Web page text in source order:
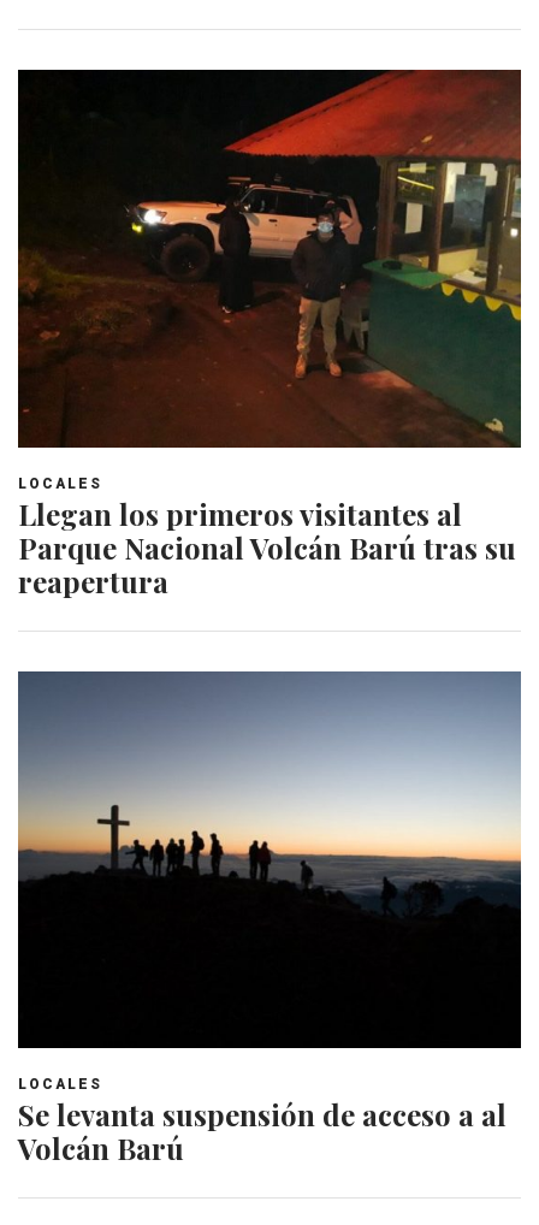
LOCALES
Llegan los primeros visitantes al
Parque Nacional Volcán Barú tras su
reapertura
LOCALES
Se levanta suspensión de acceso a al
Volcán Barú